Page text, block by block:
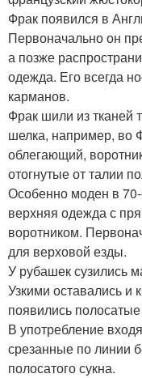
Фрак появился в
Первоначально он
а позже
одежда. Его всегда
карманов.
Фрак шили из тканей
шелка, например, во
облегающий,
отогнутые от талии
Особенно моден в 70-
верхняя одежда с
воротником.
для верховой езды.
У рубашек сузились
Узкими оставались
появились
В употребление
срезанные по линии
полосатого сукна.